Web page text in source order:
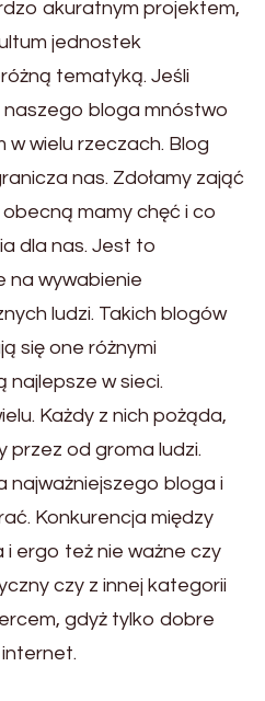
akuratnym projektem,
jednostek
tematyką. Jeśli
bloga mnóstwo
wielu rzeczach. Blog
nas. Zdołamy zająć
mamy chęć i co
dla nas. Jest to
na wywabienie
ludzi. Takich blogów
się one różnymi
najlepsze w sieci.
Każdy z nich pożąda,
przez od groma ludzi.
najważniejszego bloga i
Konkurencja między
ergo też nie ważne czy
czy z innej kategorii
gdyż tylko dobre